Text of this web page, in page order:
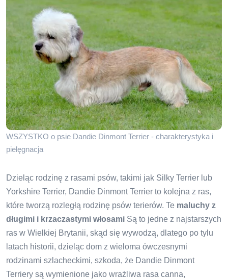
WSZYSTKO o psie Dandie Dinmont Terrier - charakterystyka i
pielęgnacja
Dzieląc rodzinę z rasami psów, takimi jak Silky Terrier lub
Yorkshire Terrier, Dandie Dinmont Terrier to kolejna z ras,
które tworzą rozległą rodzinę psów terierów. Te maluchy z
długimi i krzaczastymi włosami Są to jedne z najstarszych
ras w Wielkiej Brytanii, skąd się wywodzą, dlatego po tylu
latach historii, dzieląc dom z wieloma ówczesnymi
rodzinami szlacheckimi, szkoda, że ​​Dandie Dinmont
Terriery są wymienione jako wrażliwa rasa canna,